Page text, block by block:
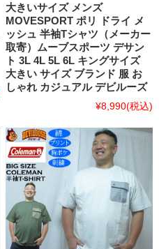
大きいサイズ メンズ
MOVESPORT ポリ ドライ メ
ッシュ 半袖Tシャツ（メーカー
取寄）ムーブスポーツ デサン
ト 3L 4L 5L 6L キングサイズ
大きい サイズ ブランド 服 お
しゃれ カジュアル デビルーズ
¥8,990(税込)